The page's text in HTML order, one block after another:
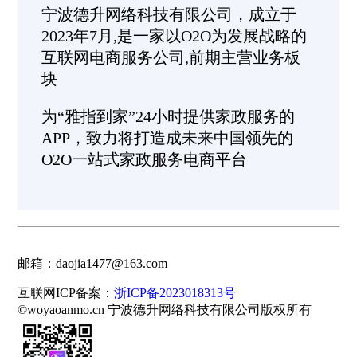
宁波德升网络科技有限公司，成立于
2023年7月,是一家以O2O为发展战略的
互联网电商服务公司,前期主营业务板
块
为“雅指到家”24小时提供家政服务的
APP，致力将打造成未来中国领先的
O2O一站式家政服务电商平台
邮箱：daojia1477@163.com
互联网ICP备案：浙ICP备2023018313号
©woyaoanmo.cn 宁波德升网络科技有限公司版权所有